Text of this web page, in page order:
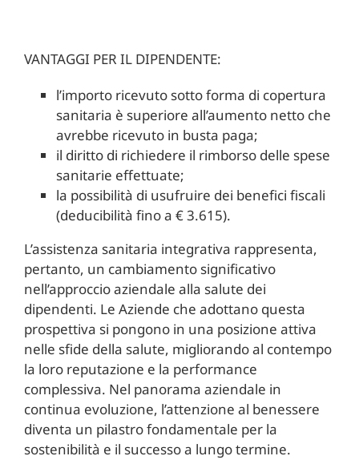
VANTAGGI PER IL DIPENDENTE:
l’importo ricevuto sotto forma di copertura
sanitaria è superiore all’aumento netto che
avrebbe ricevuto in busta paga;
il diritto di richiedere il rimborso delle spese
sanitarie effettuate;
la possibilità di usufruire dei benefici fiscali
(deducibilità fino a € 3.615).
L’assistenza sanitaria integrativa rappresenta,
pertanto, un cambiamento significativo
nell’approccio aziendale alla salute dei
dipendenti. Le Aziende che adottano questa
prospettiva si pongono in una posizione attiva
nelle sfide della salute, migliorando al contempo
la loro reputazione e la performance
complessiva. Nel panorama aziendale in
continua evoluzione, l’attenzione al benessere
diventa un pilastro fondamentale per la
sostenibilità e il successo a lungo termine.